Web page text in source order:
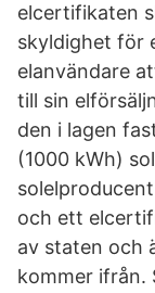
elcertifikaten
skyldighet för
elanvändare
till sin
den i lagen
(1000 kWh)
och ett
av staten och
kommer